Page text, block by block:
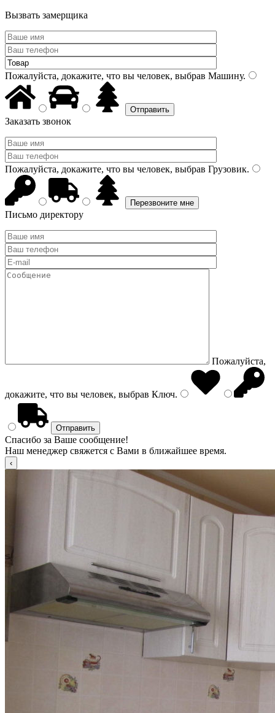
Вызвать замерщика
Пожалуйста, докажите, что вы человек, выбрав Машину.
Заказать звонок
Пожалуйста, докажите, что вы человек, выбрав Грузовик.
Письмо директору
Пожалуйста,
докажите, что вы человек, выбрав Ключ.
Спасибо за Ваше сообщение!
Наш менеджер свяжется с Вами в ближайшее время.